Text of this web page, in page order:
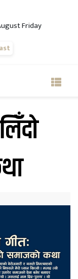
Friday